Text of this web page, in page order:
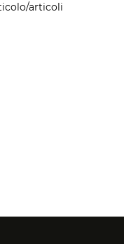
articoli